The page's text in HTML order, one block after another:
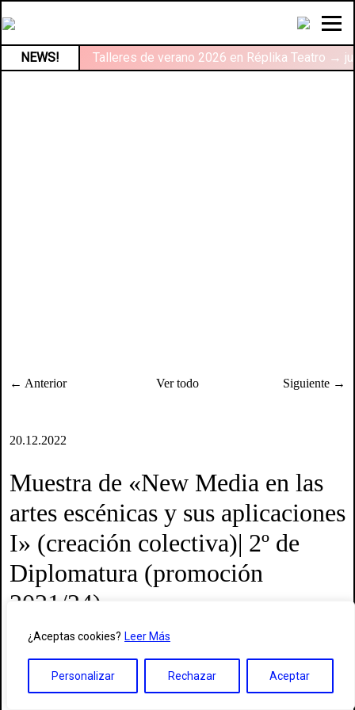
¿Aceptas cookies? Leer Más
Personalizar Rechazar Aceptar
NEWS! Talleres de verano 2026 en Réplika Teatro →
← Anterior Ver todo Siguiente →
20.12.2022
Muestra de «New Media en las
artes escénicas y sus aplicaciones
I» (creación colectiva)| 2º de
Diplomatura (promoción
2021/24)
Asignatura: New Media en las artes escénicas y sus aplicaciones I
Profesora: Elena Juárez
Segundo Curso de la Diplomatura en Arte Dramático